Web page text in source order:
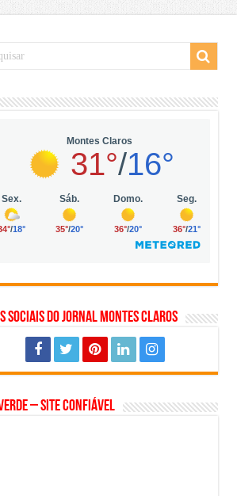
Vila Olímpia, em São Paulo
mil no digital
Sociais do Jornal Montes Claros
– Site Confiável